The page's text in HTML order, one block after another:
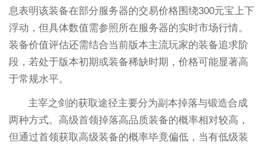
息表明该装备在部分服务器的交易价格围绕300元宝上下
浮动，但具体数值需参照所在服务器的实时市场行情。
装备价值评估还需结合当前版本主流玩家的装备追求阶
段，若处于版本初期或装备稀缺时期，价格可能显著高
于常规水平。
主宰之剑的获取途径主要分为副本掉落与锻造合成
两种方式。高级首领掉落高品质装备的概率相对较高，
但通过首领获取高级装备的概率毕竟偏低，当有低级装